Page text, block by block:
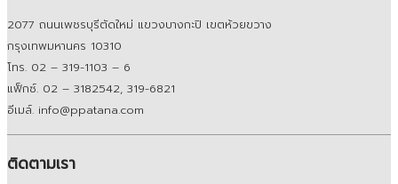
2077 ถนนเพชรบุรีตัดใหม่ แขวงบางกะปิ เขตห้วยขวาง
กรุงเทพมหานคร 10310
โทร. 02 – 319-1103 – 6
แฟ็กซ์. 02 – 3182542, 319-6821
อีเมล์. info@ppatana.com
ติดตามเรา